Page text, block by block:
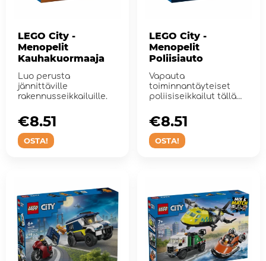
LEGO City -
Menopelit
Kauhakuormaaja
Luo perusta
jännittäville
rakennusseikkailuille.
OSTA!
€8.51
LEGO City -
Menopelit
Poliisiauto
Vapauta
toiminnantäyteiset
poliisiseikkailut tällä
OSTA!
€8.51